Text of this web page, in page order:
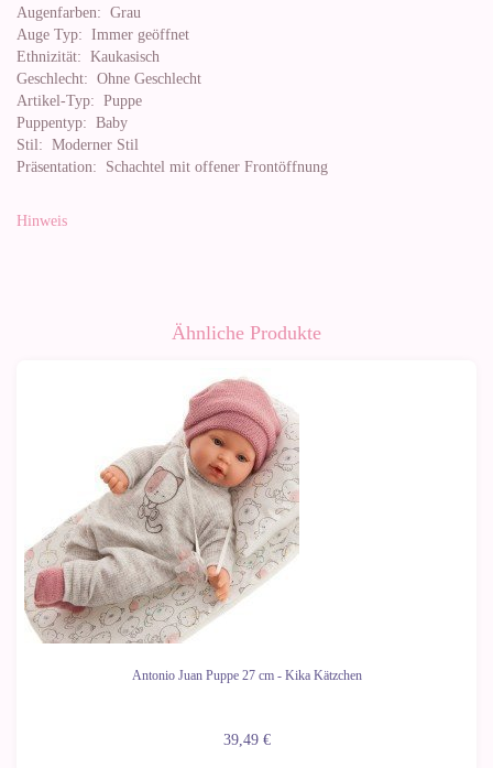
Augenfarben: Grau
Auge Typ: Immer geöffnet
Ethnizität: Kaukasisch
Geschlecht: Ohne Geschlecht
Artikel-Typ: Puppe
Puppentyp: Baby
Stil: Moderner Stil
Präsentation: Schachtel mit offener Frontöffnung
Hinweis
Ähnliche Produkte
Antonio Juan Puppe 27 cm - Kika Kätzchen
39,49 €